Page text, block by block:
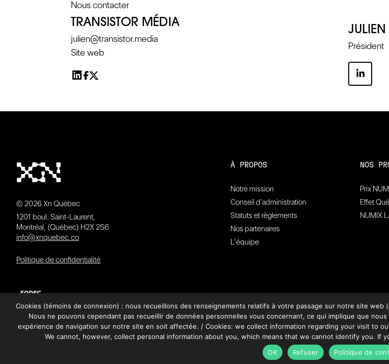
Nous contacter
TRANSISTOR MÉDIA
julien@transistor.media
Site web
JULIEN
Président
© 2026 Xn Québec
1201 boul. Saint-Laurent,
Montréal, (Québec) H2X 2S6
info@xnquebec.co
Politique de confidentialité
À PROPOS
Notre mission
Conseil d’administration
Statuts et règlements
Nos partenaires
L’équipe
NOS
Prix
Effet
NUMIX
Cookies (témoins de connexion) : nous recueillons des renseignements relatifs à votre passage sur notre site
Nous ne pouvons cependant pas recueillir de données personnelles vous concernant, ce qui implique que
expérience de navigation sur notre site en soit affectée. / Cookies: we collect information regarding your visit to
We cannot, however, collect personal information about you, which means that we cannot identify you. If
OK
Refuser Politique de